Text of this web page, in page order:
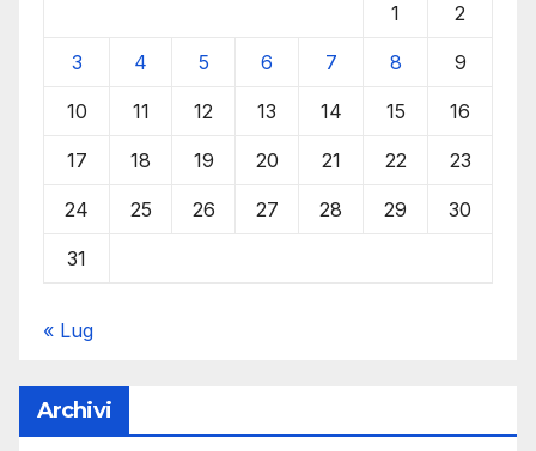
1 2
3 4 5 6 7 8 9
10 11 12 13 14 15 16
17 18 19 20 21 22 23
24 25 26 27 28 29 30
31
« Lug
Archivi